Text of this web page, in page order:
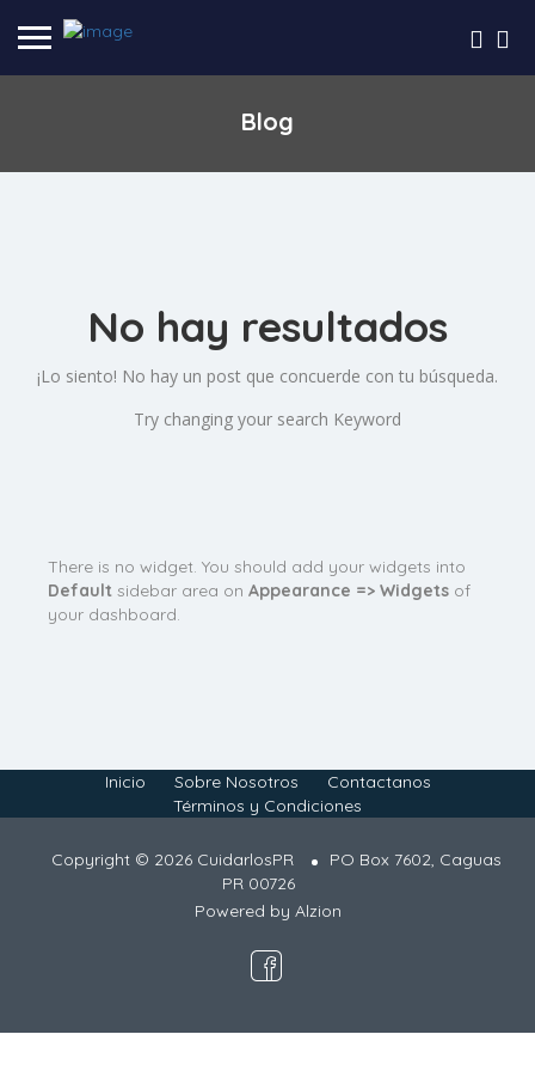
Blog
No hay resultados
¡Lo siento! No hay un post que concuerde con tu búsqueda.
Try changing your search Keyword
There is no widget. You should add your widgets into
Default sidebar area on Appearance => Widgets of
your dashboard.
Inicio Sobre Nosotros
Contactanos
Términos y Condiciones
Copyright © 2026 CuidarlosPR
PO Box 7602, Caguas
PR 00726
Powered by Alzion